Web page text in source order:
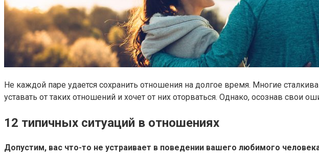
Не каждой паре удается сохранить отношения на долгое время. Многие
уставать от таких отношений и хочет от них оторваться. Однако, осознав
12 типичных ситуаций в отношениях
Допустим, вас что-то не устраивает в поведении вашего любимого